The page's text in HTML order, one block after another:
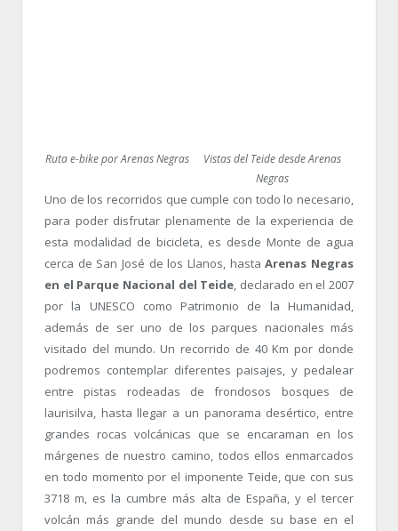
Ruta e-bike por Arenas Negras
Vistas del Teide desde Arenas
Negras
Uno de los recorridos que cumple con todo lo necesario,
para poder disfrutar plenamente de la experiencia de
esta modalidad de bicicleta, es desde Monte de agua
cerca de San José de los Llanos, hastaArenas Negras
en el Parque Nacional del Teide, declarado en el 2007
por la UNESCO como Patrimonio de la Humanidad,
además de ser uno de los parques nacionales más
visitado del mundo. Un recorrido de 40 Km por donde
podremos contemplar diferentes paisajes, y pedalear
entre pistas rodeadas de frondosos bosques de
laurisilva, hasta llegar a un panorama desértico, entre
grandes rocas volcánicas que se encaraman en los
márgenes de nuestro camino, todos ellos enmarcados
en todo momento por el imponente Teide, que con sus
3718 m, es la cumbre más alta de España, y el tercer
volcán más grande del mundo desde su base en el